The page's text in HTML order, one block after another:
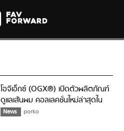
โอจีเอ็กซ์ (OGX®) เปิดตัวผลิตภัณฑ์
ดูแลเส้นผม คอลเลคชั่นใหม่ล่าสุดใน
ไทย
News porko